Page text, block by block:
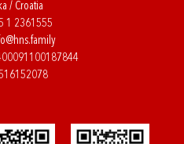
/ Croatia
1 2361555